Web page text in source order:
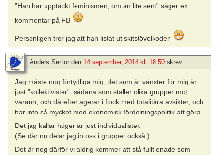
”Han har upptäckt feminismen, om än lite sent” säger en
kommentar på FB
Personligen tror jag att han listat ut skitstövelkoden
Anders Senior den 14 september, 2014 kl. 18:50 skrev:
Jag måste nog förtydliga mig, det som är vänster för mig är
just ”kollektivister”, sådana som ställer olika grupper mot
varann, och därefter agerar i flock med totalitära avsikter, och
har inte så mycket med ekonomisk fördelningspolitik att göra.
Det jag kallar höger är just individualister.
(Se där nu delar jag in oss i grupper också.)
Det är nog därför vi aldrig kommer att stå fullt enade som